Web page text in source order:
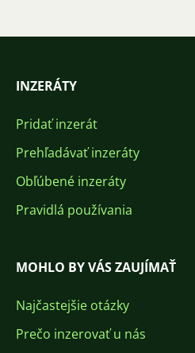
INZERÁTY
Pridať inzerát
Prehľadávať inzeráty
Obľúbené inzeráty
Pravidlá používania
MOHLO BY VÁS ZAUJÍMAŤ
Najčastejšie otázky
Prečo inzerovať u nás